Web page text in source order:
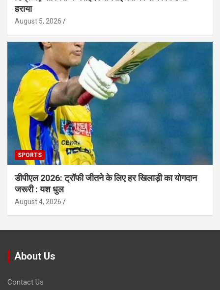
हराया
August 5, 2026
SPORTS
डीपीएल 2026: ट्रॉफी जीतने के लिए हर खिलाड़ी का योगदान
जरूरी : यश धुल
August 4, 2026
About Us
Contact Us